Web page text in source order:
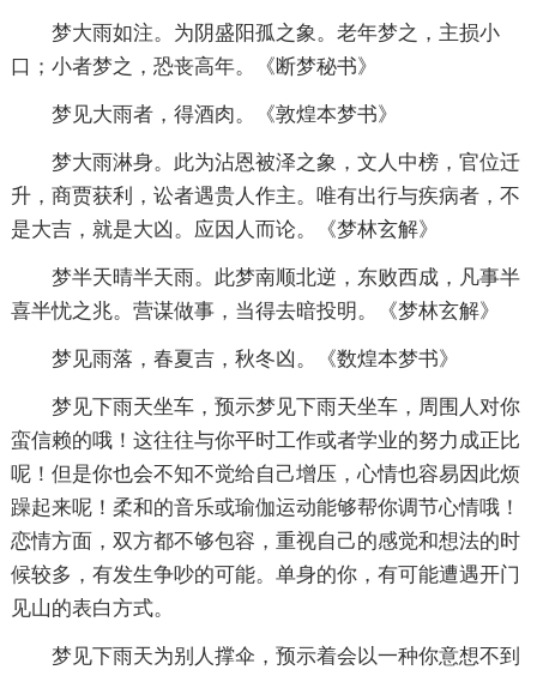
梦大雨如注。为阴盛阳孤之象。老年梦之，主损小
口；小者梦之，恐丧高年。《断梦秘书》
梦见大雨者，得酒肉。《敦煌本梦书》
梦大雨淋身。此为沾恩被泽之象，文人中榜，官位迁
升，商贾获利，讼者遇贵人作主。唯有出行与疾病者，不
是大吉，就是大凶。应因人而论。《梦林玄解》
梦半天晴半天雨。此梦南顺北逆，东败西成，凡事半
喜半忧之兆。营谋做事，当得去暗投明。《梦林玄解》
梦见雨落，春夏吉，秋冬凶。《数煌本梦书》
梦见下雨天坐车，预示梦见下雨天坐车，周围人对你
蛮信赖的哦！这往往与你平时工作或者学业的努力成正比
呢！但是你也会不知不觉给自己增压，心情也容易因此烦
躁起来呢！柔和的音乐或瑜伽运动能够帮你调节心情哦！
恋情方面，双方都不够包容，重视自己的感觉和想法的时
候较多，有发生争吵的可能。单身的你，有可能遭遇开门
见山的表白方式。
梦见下雨天为别人撑伞，预示着会以一种你意想不到